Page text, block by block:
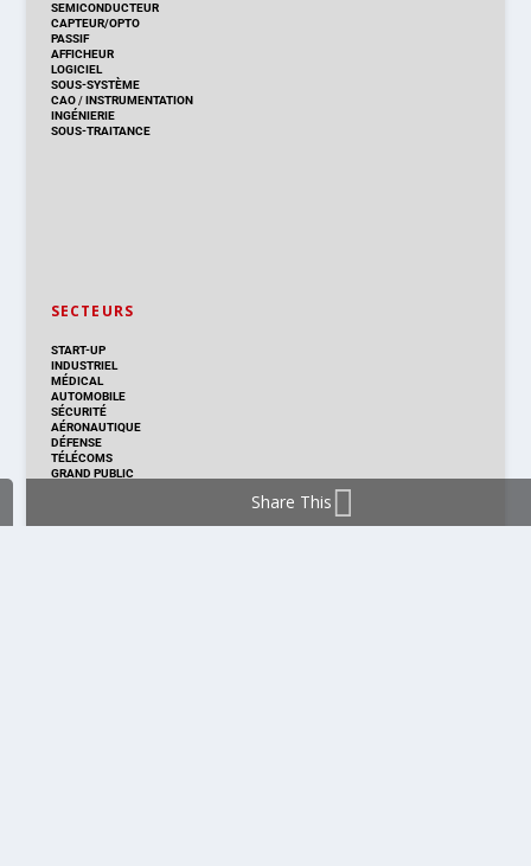
SEMICONDUCTEUR
CAPTEUR/OPTO
PASSIF
AFFICHEUR
LOGICIEL
SOUS-SYSTÈME
CAO/INSTRUMENTATION
INGÉNIERIE
SOUS-TRAITANCE
SECTEURS
START-UP
INDUSTRIEL
MÉDICAL
AUTOMOBILE
SÉCURITÉ
AÉRONAUTIQUE
DÉFENSE
TÉLÉCOMS
GRAND PUBLIC
Share This